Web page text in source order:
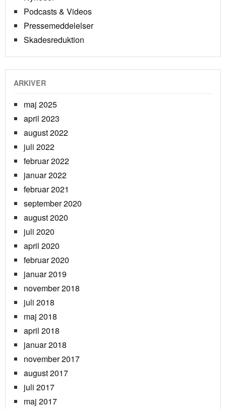
Podcasts & Videos
Pressemeddelelser
Skadesreduktion
ARKIVER
maj 2025
april 2023
august 2022
juli 2022
februar 2022
januar 2022
februar 2021
september 2020
august 2020
juli 2020
april 2020
februar 2020
januar 2019
november 2018
juli 2018
maj 2018
april 2018
januar 2018
november 2017
august 2017
juli 2017
maj 2017